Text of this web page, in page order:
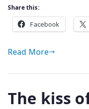
Share this:
Facebook
Read More
The kiss